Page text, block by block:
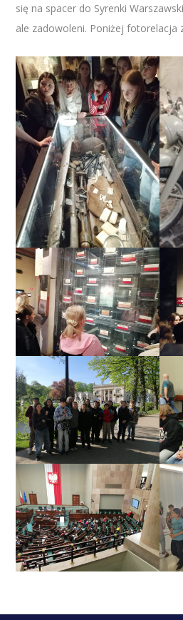
się na spacer do Syrenki
ale zadowoleni. Poniżej fotorelacja